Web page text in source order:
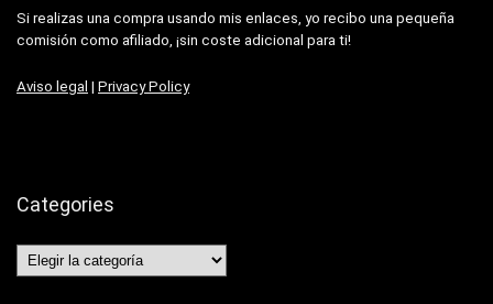
Si realizas una compra usando mis enlaces, yo recibo una pequeña
comisión como afiliado, ¡sin coste adicional para ti!
Aviso legal | Privacy Policy
Categories
Categories